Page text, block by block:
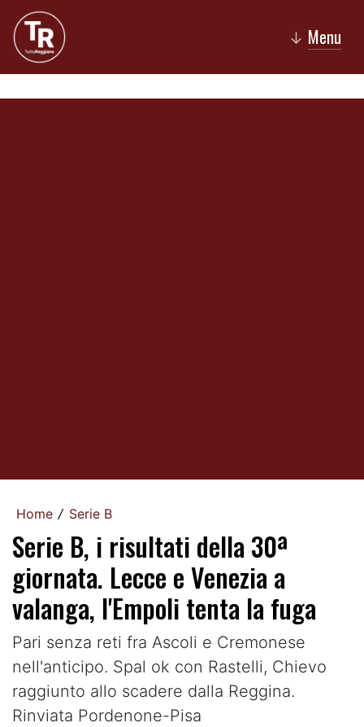
↓ Menu
Home / Serie B
Serie B, i risultati della 30ª
giornata. Lecce e Venezia a
valanga, l'Empoli tenta la fuga
Pari senza reti fra Ascoli e Cremonese
nell'anticipo. Spal ok con Rastelli, Chievo
raggiunto allo scadere dalla Reggina.
Rinviata Pordenone-Pisa